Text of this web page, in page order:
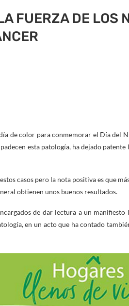
FUERZA DE LOS
de color para conmemorar el Día del
esta patología, ha dejado patente
casos pero la nota positiva es que
obtienen unos buenos resultados.
de dar lectura a un
en un acto que ha contado